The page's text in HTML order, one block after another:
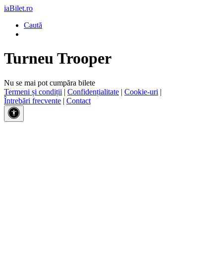
iaBilet.ro
Caută
Turneu Trooper
Nu se mai pot cumpăra bilete
Termeni și condiții | Confidențialitate | Cookie-uri |
Întrebări frecvente | Contact